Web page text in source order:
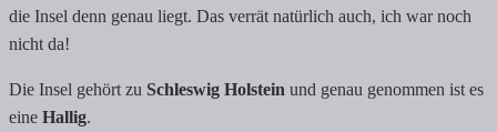
die Insel denn genau liegt. Das verrät natürlich auch, ich war noch
nicht da!
Die Insel gehört zu Schleswig Holstein und genau genommen ist es
eine Hallig.